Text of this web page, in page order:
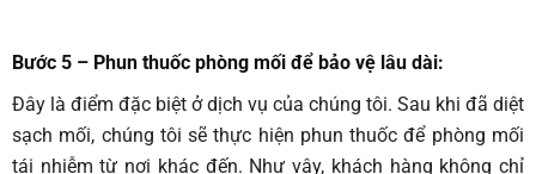
Bước 5 – Phun thuốc phòng mối để bảo vệ lâu dài:
Đây là điểm đặc biệt ở dịch vụ của chúng tôi. Sau khi đã diệt
sạch mối, chúng tôi sẽ thực hiện phun thuốc để phòng mối
tái nhiễm từ nơi khác đến. Như vậy, khách hàng không chỉ